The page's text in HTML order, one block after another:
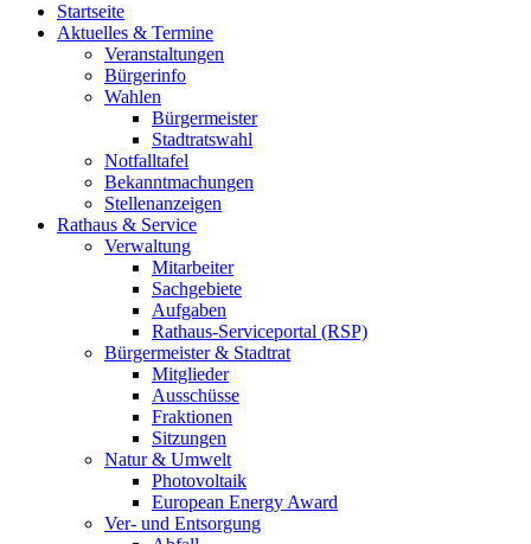
Startseite
Aktuelles & Termine
Veranstaltungen
Bürgerinfo
Wahlen
Bürgermeister
Stadtratswahl
Notfalltafel
Bekanntmachungen
Stellenanzeigen
Rathaus & Service
Verwaltung
Mitarbeiter
Sachgebiete
Aufgaben
Rathaus-Serviceportal (RSP)
Bürgermeister & Stadtrat
Mitglieder
Ausschüsse
Fraktionen
Sitzungen
Natur & Umwelt
Photovoltaik
European Energy Award
Ver- und Entsorgung